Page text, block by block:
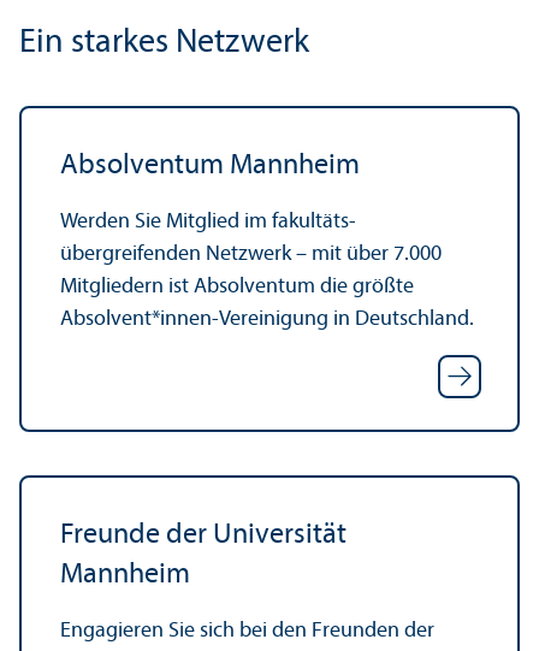
Ein starkes Netzwerk
Absolventum Mannheim
Werden Sie Mitglied im fakultäts­
übergreifenden Netzwerk – mit über 7.000
Mitgliedern ist Absolventum die größte
Absolvent*innen-Vereinigung in Deutschland.
Freunde der Universität
Mannheim
Engagieren Sie sich bei den Freunden der